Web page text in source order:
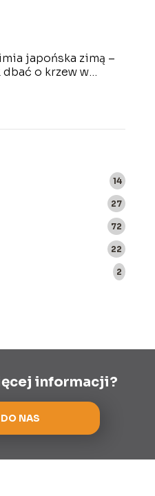
japońska zimą –
dbać o krzew w
14
27
72
22
2
informacji?
NAS